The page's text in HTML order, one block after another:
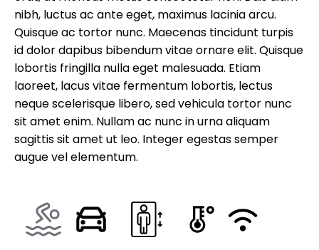
nibh, luctus ac ante eget, maximus lacinia arcu.
Quisque ac tortor nunc. Maecenas tincidunt turpis
id dolor dapibus bibendum vitae ornare elit. Quisque
lobortis fringilla nulla eget malesuada. Etiam
laoreet, lacus vitae fermentum lobortis, lectus
neque scelerisque libero, sed vehicula tortor nunc
sit amet enim. Nullam ac nunc in urna aliquam
sagittis sit amet ut leo. Integer egestas semper
augue vel elementum.